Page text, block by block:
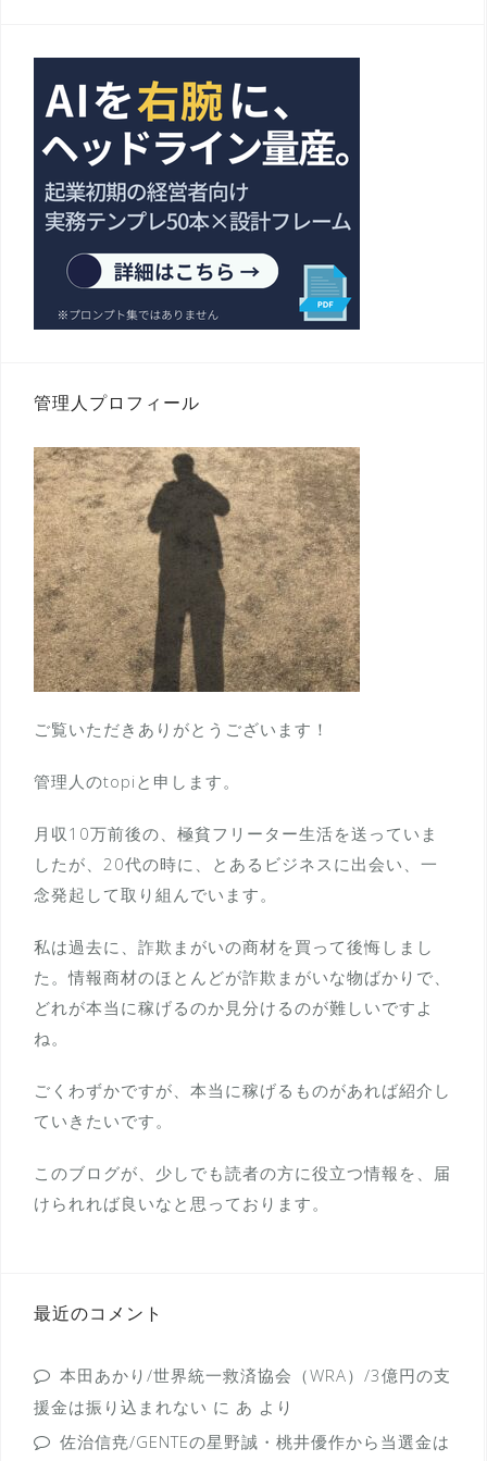
管理人プロフィール
ご覧いただきありがとうございます！
管理人のtopiと申します。
月収10万前後の、極貧フリーター生活を送っていま
したが、20代の時に、とあるビジネスに出会い、一
念発起して取り組んでいます。
私は過去に、詐欺まがいの商材を買って後悔しまし
た。情報商材のほとんどが詐欺まがいな物ばかりで、
どれが本当に稼げるのか見分けるのが難しいですよ
ね。
ごくわずかですが、本当に稼げるものがあれば紹介し
ていきたいです。
このブログが、少しでも読者の方に役立つ情報を、届
けられれば良いなと思っております。
最近のコメント
本田あかり/世界統一救済協会（WRA）/3億円の支
援金は振り込まれない に あ より
佐治信尭/GENTEの星野誠・桃井優作から当選金は